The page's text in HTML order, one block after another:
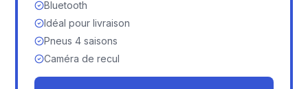
Bluetooth
Idéal pour livraison
Pneus 4 saisons
Caméra de recul